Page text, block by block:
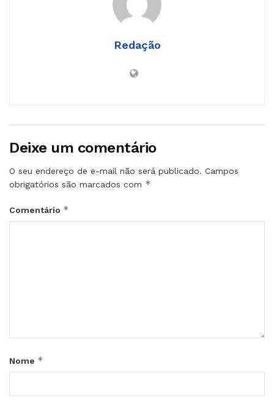
Redação
Deixe um comentário
O seu endereço de e-mail não será publicado. Campos
obrigatórios são marcados com *
Comentário *
Nome *